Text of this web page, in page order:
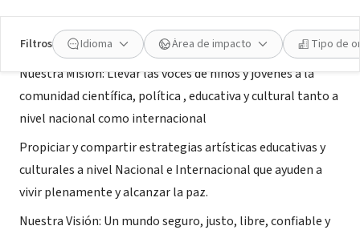
Filtros Idioma Área de impacto Tipo de
Acerca de
Nuestra Misión: Llevar las voces de niños y jóvenes a la
comunidad científica, política , educativa y cultural tanto a
nivel nacional como internacional
Propiciar y compartir estrategias artísticas educativas y
culturales a nivel Nacional e Internacional que ayuden a
vivir plenamente y alcanzar la paz.
Nuestra Visión: Un mundo seguro, justo, libre, confiable y